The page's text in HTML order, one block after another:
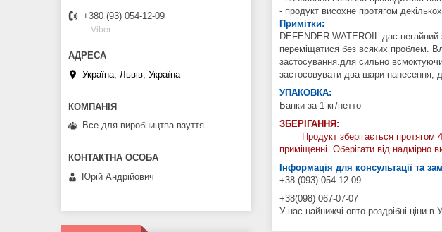
- продукт висохне протягом
Примітки:
DEFENDER WATEROIL дає негайний
переміщатися без всяких проблем.
застосування.для сильно
застосовувати два шари нанесення,
УПАКОВКА:
Банки за 1 кг/нетто
ЗБЕРІГАННЯ:
Продукт зберігається
приміщенні. Оберігати від надмірно
Інформація для консультації та
+38 (093) 054-12-09
+38(098) 067-07-07
У нас найнижчі опто-роздрібні ціни
+380 (93) 054-12-09
Viber
Україна, Львів, Україна
Все для виробництва взуття
Юрій Андрійович